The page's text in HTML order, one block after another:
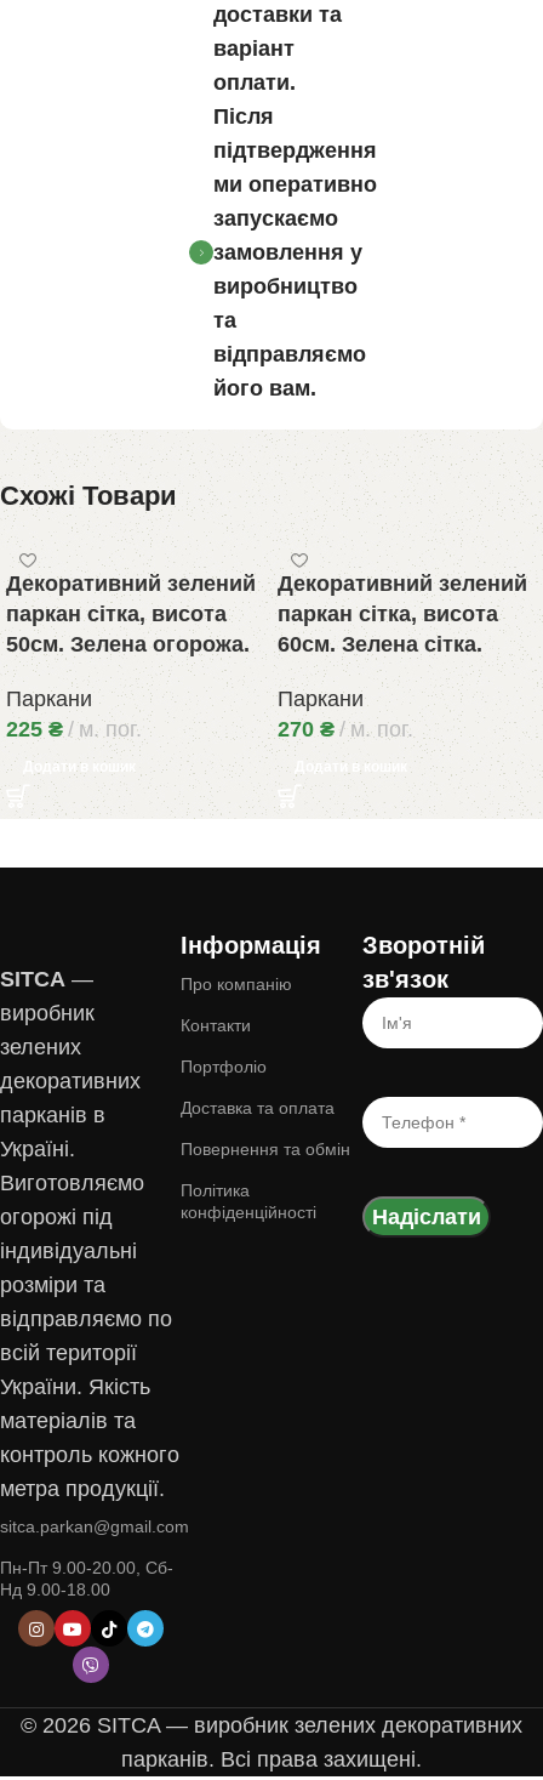
доставки та
варіант
оплати.
Після
підтвердження
ми оперативно
запускаємо
замовлення у
виробництво
та
відправляємо
його вам.
Схожі Товари
Декоративний зелений
паркан сітка, висота
50см. Зелена огорожа.
Паркани
225₴ м. пог.
Додати в кошик
Декоративний зелений
паркан сітка, висота
60см. Зелена сітка.
Паркани
270₴ м. пог.
Додати в кошик
SITCA —
виробник
зелених
декоративних
парканів в
Україні.
Виготовляємо
огорожі під
індивідуальні
розміри та
відправляємо по
всій території
України. Якість
матеріалів та
контроль кожного
метра продукції.
sitca.parkan@gmail.com
Пн-Пт 9.00-20.00, Сб-
Нд 9.00-18.00
Інформація
Про компанію
Контакти
Портфоліо
Доставка та оплата
Повернення та обмін
Політика
конфіденційності
Зворотній
зв'язок
© 2026 SITCA — виробник зелених декоративних
парканів. Всі права захищені.